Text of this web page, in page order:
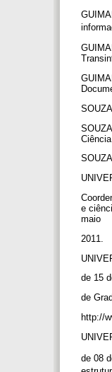
e
maio
2011.
de 15
de
http://
de 08